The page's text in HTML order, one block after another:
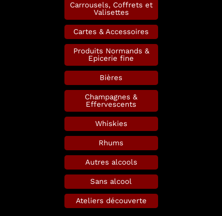
Carrousels, Coffrets et
Valisettes
Cartes & Accessoires
Produits Normands &
Epicerie fine
Bières
Champagnes &
Effervescents
Whiskies
Rhums
Autres alcools
Sans alcool
Ateliers découverte